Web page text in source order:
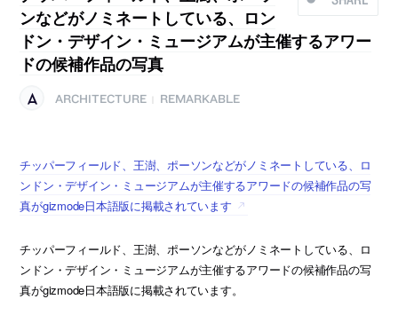
ンなどがノミネートしている、ロン
ドン・デザイン・ミュージアムが主催するアワー
ドの候補作品の写真
ARCHITECTURE REMARKABLE
チッパーフィールド、王澍、ポーソンなどがノミネートしている、ロ
ンドン・デザイン・ミュージアムが主催するアワードの候補作品の写
真がgizmode日本語版に掲載されています
チッパーフィールド、王澍、ポーソンなどがノミネートしている、ロ
ンドン・デザイン・ミュージアムが主催するアワードの候補作品の写
真がgizmode日本語版に掲載されています。